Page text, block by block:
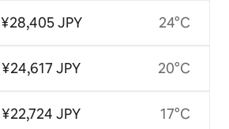
¥28,405 JPY
¥24,617 JPY
¥22,724 JPY
24°C
20°C
17°C